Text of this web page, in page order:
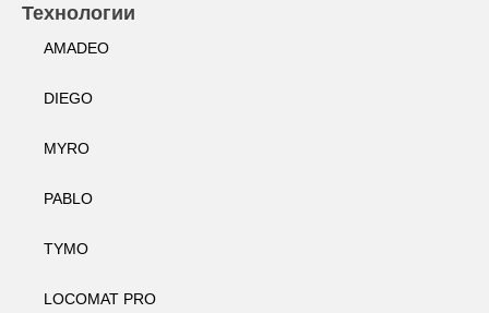
Технологии
AMADEO
DIEGO
MYRO
PABLO
TYMO
LOCOMAT PRO